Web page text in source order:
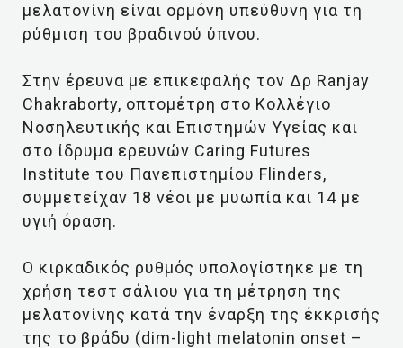
μελατονίνη είναι ορμόνη υπεύθυνη για τη
ρύθμιση του βραδινού ύπνου.
Στην έρευνα με επικεφαλής τον Δρ Ranjay
Chakraborty, οπτομέτρη στο Κολλέγιο
Νοσηλευτικής και Επιστημών Υγείας και
στο ίδρυμα ερευνών Caring Futures
Institute του Πανεπιστημίου Flinders,
συμμετείχαν 18 νέοι με μυωπία και 14 με
υγιή όραση.
Ο κιρκαδικός ρυθμός υπολογίστηκε με τη
χρήση τεστ σάλιου για τη μέτρηση της
μελατονίνης κατά την έναρξη της έκκρισής
της το βράδυ (dim-light melatonin onset –